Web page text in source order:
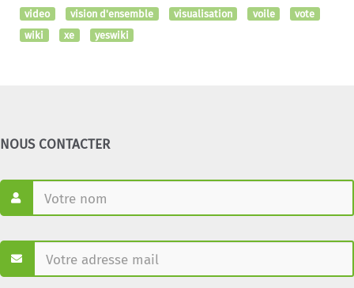
video
vision d'ensemble visualisation voile
vote
wiki
xe yeswiki
NOUS CONTACTER